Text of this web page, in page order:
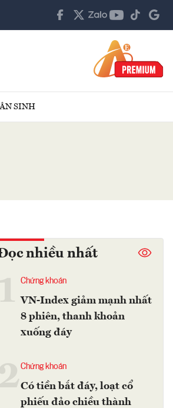
SINH
nhiều nhất
Chứng khoán
VN-Index giảm mạnh nhất
8 phiên, thanh khoản
xuống đáy
2Chứng khoán
Có tiền bắt đáy, loạt cổ
phiếu đảo chiều thành